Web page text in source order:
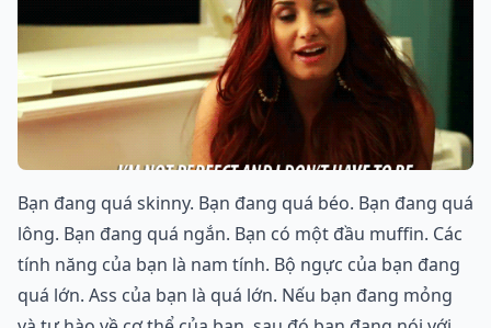
Bạn đang quá skinny. Bạn đang quá béo. Bạn đang quá
lông. Bạn đang quá ngắn. Bạn có một đầu muffin. Các
tính năng của bạn là nam tính. Bộ ngực của bạn đang
quá lớn. Ass của bạn là quá lớn. Nếu bạn đang mỏng